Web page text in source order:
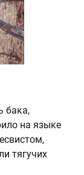
бака,
на языке
тягучих